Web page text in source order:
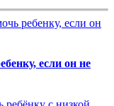
если он не